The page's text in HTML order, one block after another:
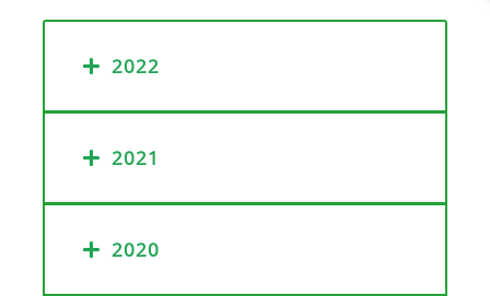
2022
2021
2020